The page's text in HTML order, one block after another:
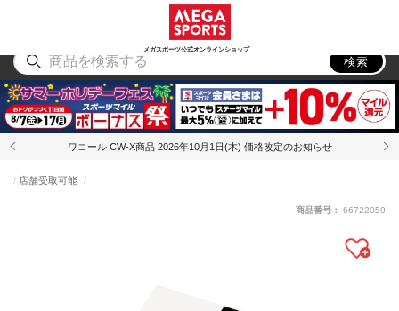
メガスポーツ公式オンラインショップ
アウトドア
検索
ワコール CW-X商品 2026年10月1日(木) 価格改定のお知らせ
店舗受取可能
商品番号： 66722059